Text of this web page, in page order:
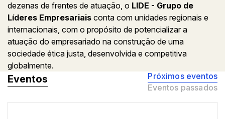
dezenas de frentes de atuação, o LIDE - Grupo de
Líderes Empresariais conta com unidades regionais e
internacionais, com o propósito de potencializar a
atuação do empresariado na construção de uma
sociedade ética justa, desenvolvida e competitiva
globalmente.
Eventos
Próximos eventos
Eventos passados